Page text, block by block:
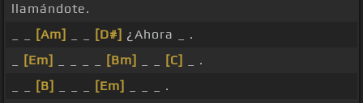
llamándote.
[Am] [D#] ¿Ahora _ .
[Em] [Bm] [C]
_ .
[B] [Em]
_ _ _ .